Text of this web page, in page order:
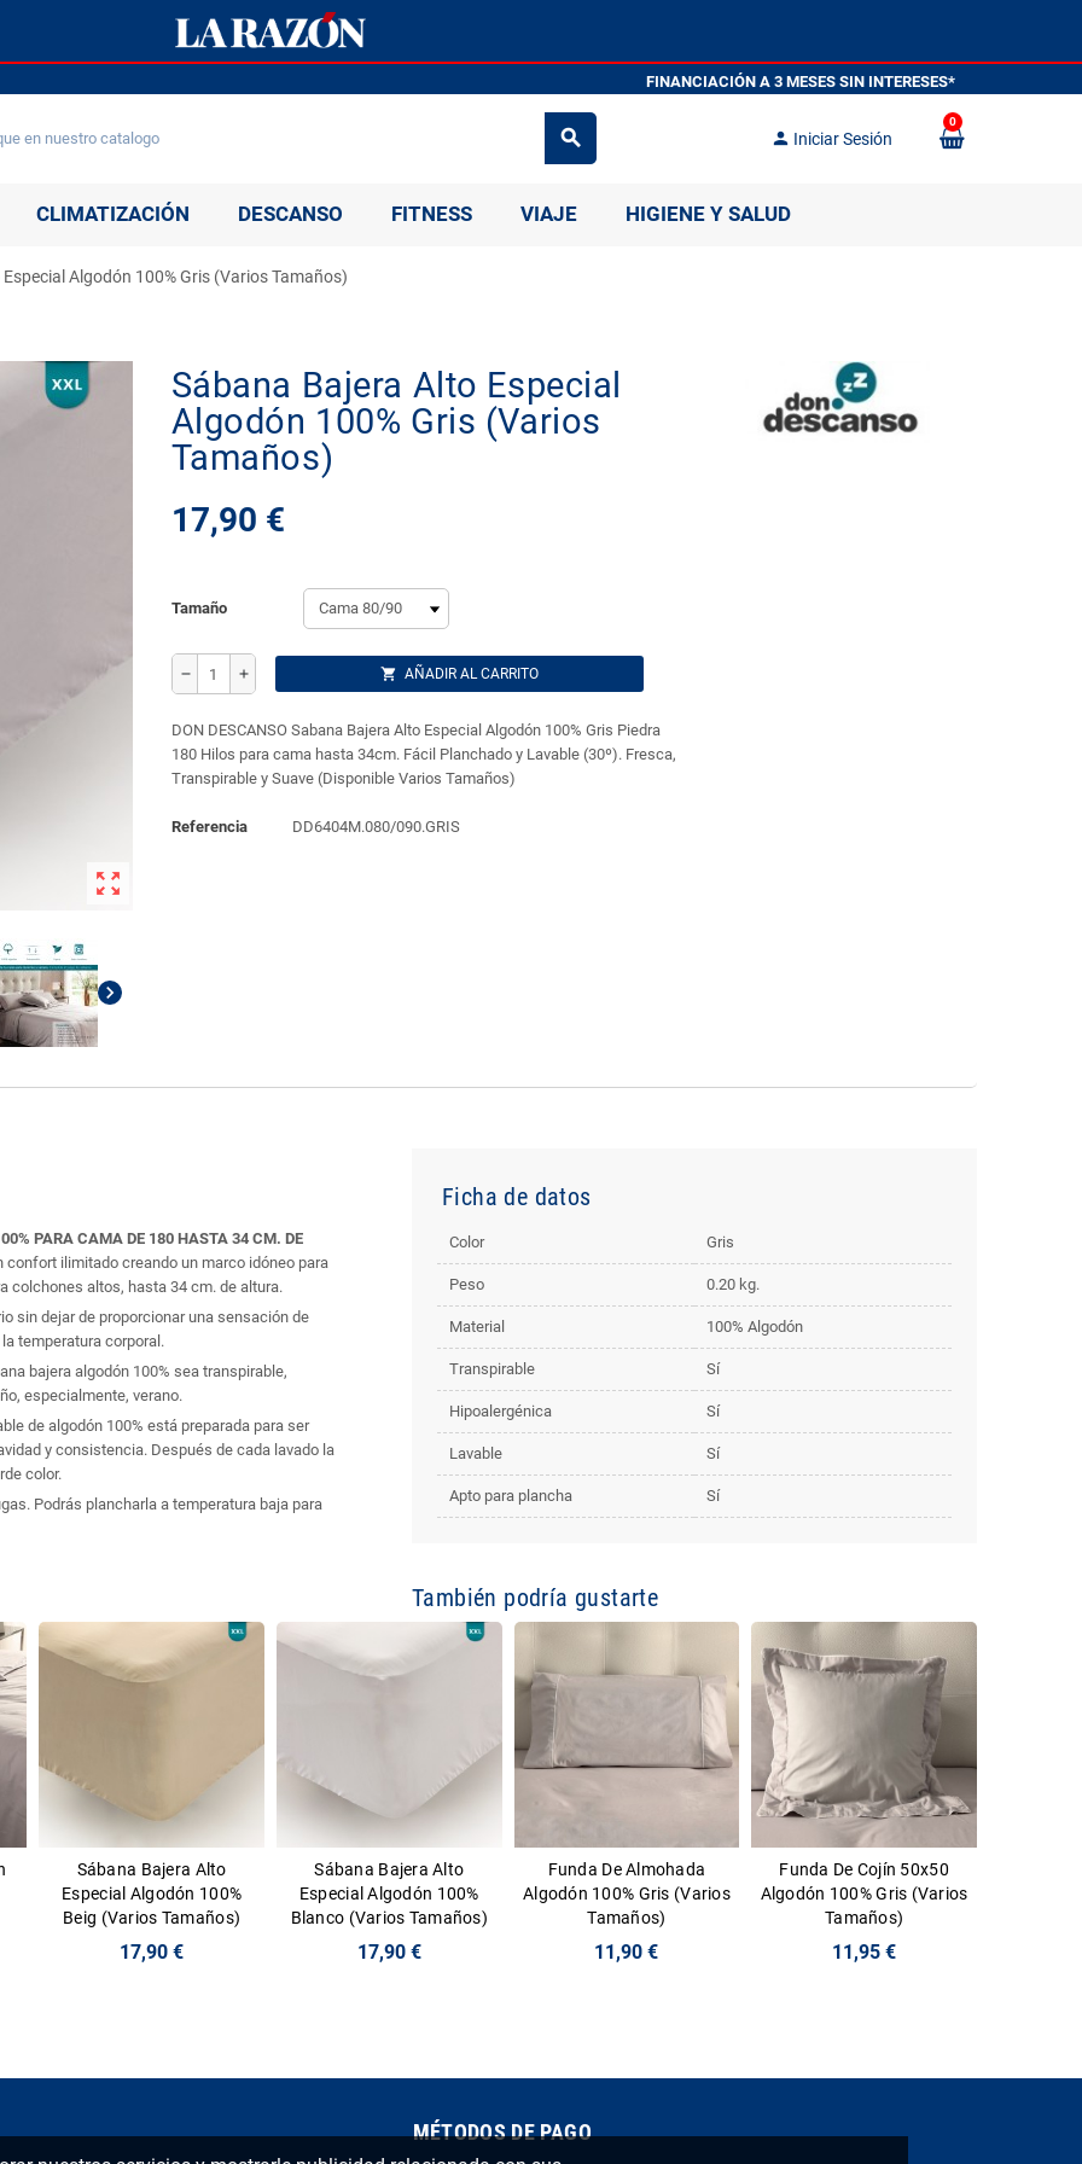
FINANCIACIÓN A 3 MESES SIN
search person Iniciar Sesión
0
CLIMATIZACIÓN DESCANSO FITNESS VIAJE HIGIENE Y SALUD
Algodón 100% Gris (Varios Tamaños)
zoom_out_map
chevron_right
Sábana Bajera Alto Especial
Algodón 100% Gris (Varios
Tamaños)
17,90 €
Tamaño
remove add shopping_cart AÑADIR AL CARRITO
DON DESCANSO Sabana Bajera Alto Especial Algodón 100% Gris Piedra
180 Hilos para cama hasta 34cm. Fácil Planchado y Lavable (30º). Fresca,
Transpirable y Suave (Disponible Varios Tamaños)
Referencia DD6404M.080/090.GRIS
PARA CAMA DE 180 HASTA 34 CM. DE
ilimitado creando un marco idóneo para
colchones altos, hasta 34 cm. de altura.
sin dejar de proporcionar una sensación de
temperatura corporal.
bajera algodón 100% sea transpirable,
especialmente, verano.
de algodón 100% está preparada para ser
y consistencia. Después de cada lavado la
color.
Podrás plancharla a temperatura baja para
Ficha de datos
Color Gris
Peso 0.20 kg.
Material 100% Algodón
Transpirable Sí
Hipoalergénica Sí
Lavable Sí
Apto para plancha Sí
También podría gustarte
Sábana Bajera Alto
Especial Algodón 100%
Beig (Varios Tamaños)
17,90 €
Sábana Bajera Alto
Especial Algodón 100%
Blanco (Varios Tamaños)
17,90 €
Funda De Almohada
Algodón 100% Gris (Varios
Tamaños)
11,90 €
Funda De Cojín 50x50
Algodón 100% Gris (Varios
Tamaños)
11,95 €
MÉTODOS DE PAGO